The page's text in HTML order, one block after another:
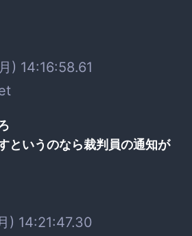
) 14:16:58.61
というのなら裁判員の通知が
) 14:21:47.30